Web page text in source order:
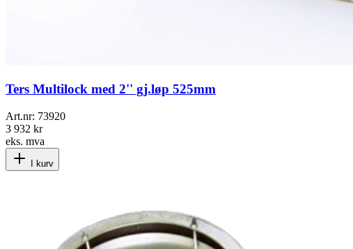
Ters Multilock med 2'' gj.løp 525mm
Art.nr: 73920
3 932 kr
eks. mva
I kurv